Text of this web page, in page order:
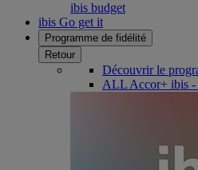
ibis budget
ibis Go get it
Programme de fidélité
Retour
Découvrir le
ALL Accor+ ibis -